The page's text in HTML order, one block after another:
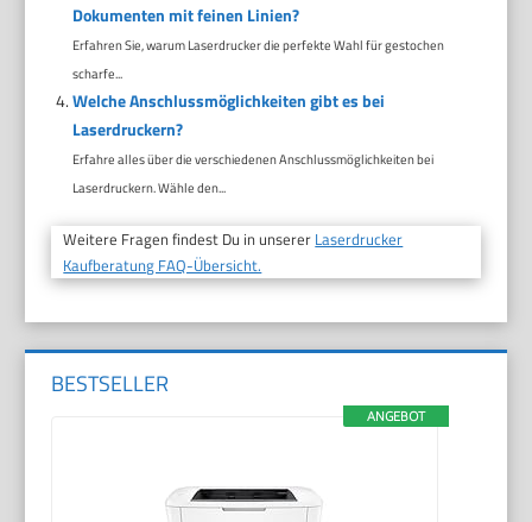
Dokumenten mit feinen Linien?
Erfahren Sie, warum Laserdrucker die perfekte Wahl für gestochen
scharfe...
Welche Anschlussmöglichkeiten gibt es bei
Laserdruckern?
Erfahre alles über die verschiedenen Anschlussmöglichkeiten bei
Laserdruckern. Wähle den...
Weitere Fragen findest Du in unserer Laserdrucker
Kaufberatung FAQ-Übersicht.
BESTSELLER
ANGEBOT